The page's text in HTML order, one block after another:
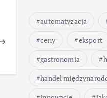
automatyzacja
ceny
eksport
gastronomia
handel